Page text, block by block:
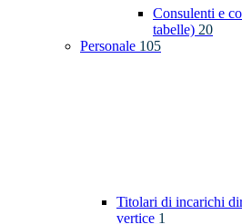
Consulenti e
tabelle) 20
Personale 105
Titolari di incarichi
vertice 1